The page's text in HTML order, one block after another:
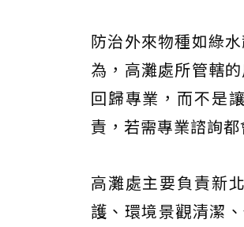
防治外來物種如綠
為，高灘處所管轄
回歸專業，而不是
責，若需專業諮詢都
高灘處主要負責新
護、環境景觀清潔